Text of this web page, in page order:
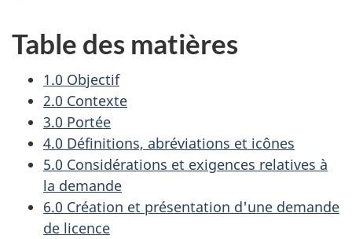
Table des matières
1.0 Objectif
2.0 Contexte
3.0 Portée
4.0 Définitions, abréviations et icônes
5.0 Considérations et exigences relatives à
la demande
6.0 Création et présentation d'une demande
de licence